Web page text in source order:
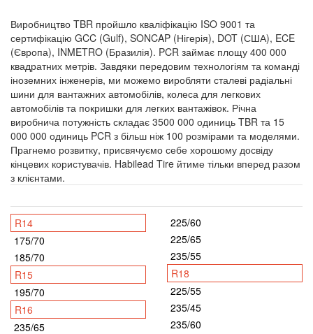
Виробництво TBR пройшло кваліфікацію ISO 9001 та
сертифікацію GCC (Gulf), SONCAP (Нігерія), DOT (США), ECE
(Європа), INMETRO (Бразилія). PCR займає площу 400 000
квадратних метрів. Завдяки передовим технологіям та команді
іноземних інженерів, ми можемо виробляти сталеві радіальні
шини для вантажних автомобілів, колеса для легкових
автомобілів та покришки для легких вантажівок. Річна
виробнича потужність складає 3500 000 одиниць TBR та 15
000 000 одиниць PCR з більш ніж 100 розмірами та моделями.
Прагнемо розвитку, присвячуємо себе хорошому досвіду
кінцевих користувачів. Habilead Tire йтиме тільки вперед разом
з клієнтами.
R14
175/70
185/70
R15
195/70
R16
235/65
225/60
225/65
235/55
R18
225/55
235/45
235/60